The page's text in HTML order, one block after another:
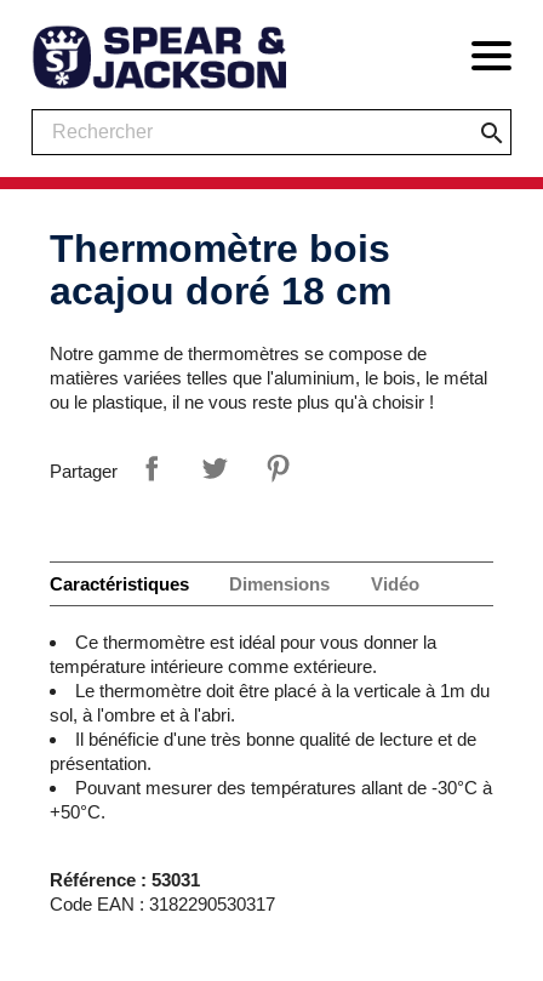
search
Thermomètre bois
acajou doré 18 cm
Notre gamme de thermomètres se compose de
matières variées telles que l'aluminium, le bois, le métal
ou le plastique, il ne vous reste plus qu'à choisir !
Partager
Caractéristiques Dimensions Vidéo
Ce thermomètre est idéal pour vous donner la
température intérieure comme extérieure.
Le thermomètre doit être placé à la verticale à 1m du
sol, à l'ombre et à l'abri.
Il bénéficie d'une très bonne qualité de lecture et de
présentation.
Pouvant mesurer des températures allant de -30°C à
+50°C.
Référence : 53031
Code EAN : 3182290530317